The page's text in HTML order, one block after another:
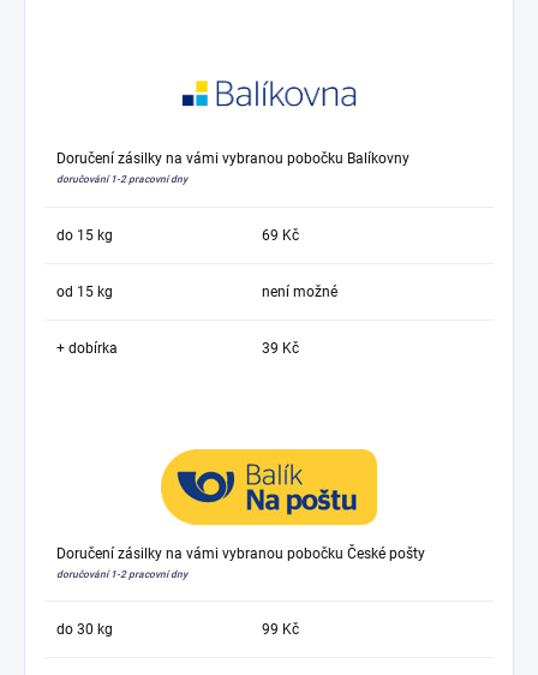
Doručení zásilky na vámi vybranou pobočku Balíkovny
doručování 1-2 pracovní dny
do 15 kg 69 Kč
od 15 kg není možné
+ dobírka 39 Kč
Doručení zásilky na vámi vybranou pobočku České pošty
doručování 1-2 pracovní dny
do 30 kg 99 Kč